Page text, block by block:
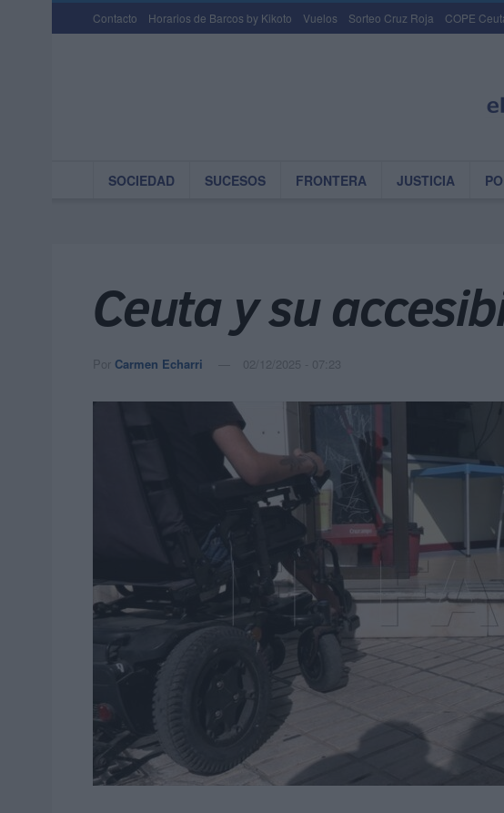
Contacto Horarios de Barcos by Kikoto Vuelos Sorteo Cruz Roja COPE
SOCIEDAD SUCESOS FRONTERA JUSTICIA
Ceuta y su
Por Carmen Echarri 02/12/2025 - 07:23